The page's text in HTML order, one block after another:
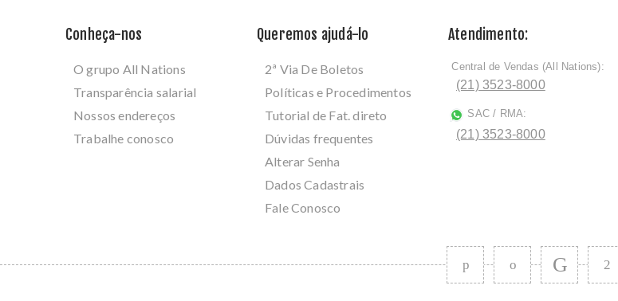
Conheça-nos
O grupo All Nations
Transparência salarial
Nossos endereços
Trabalhe conosco
Queremos ajudá-lo
2ª Via De Boletos
Políticas e Procedimentos
Tutorial de Fat. direto
Dúvidas frequentes
Alterar Senha
Dados Cadastrais
Fale Conosco
Atendimento:
ﾠCentral de Vendas (All Nations):
(21) 3523-8000
SAC / RMA:
(21) 3523-8000